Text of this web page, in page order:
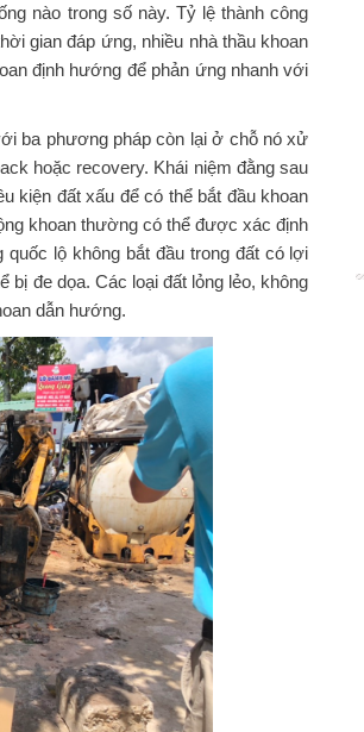
nào trong số này. Tỷ lệ thành công
gian đáp ứng, nhiều nhà thầu khoan
định hướng để phản ứng nhanh với
ba phương pháp còn lại ở chỗ nó xử
hoặc recovery. Khái niệm đằng sau
kiện đất xấu để có thể bắt đầu khoan
khoan thường có thể được xác định
lộ không bắt đầu trong đất có lợi
bị đe dọa. Các loại đất lỏng lẻo, không
dẫn hướng.